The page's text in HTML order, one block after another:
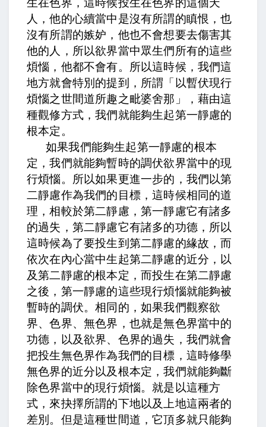
生在色界，這時候投生在色界的這個天
人，他的心續當中是沒有所謂的瞋恨，也
沒有所謂的嫉妒，他也不會想要去傷害其
他的人，所以欲界當中眾生們所有的這些
煩惱，他都不會有。所以這時候，我們這
地方就會特別的提到，所謂「以暫伏現行
煩惱之世間道所趣之毗婆舍那」，藉由這
種觀修方式，我們就能夠生起第一靜慮的
根本定。
如果我們能夠生起第一靜慮的根本
定，我們就能夠暫時的調伏欲界當中的現
行煩惱。所以如果更進一步的，我們以第
二靜慮作為我們的目標，這時候相同的道
理，相較於第二靜慮，第一靜慮它有諸多
的過失，第二靜慮它有諸多的功德，所以
這時候為了要投生到第二靜慮的緣故，而
依次在內心當中生起第二靜慮的近分，以
及第二靜慮的根本定，而投生在第二靜慮
之後，第一靜慮的這些現行煩惱就能夠被
暫時的調伏。相同的，如果我們觀察欲
界、色界、無色界，也就是無色界當中的
功德，以及欲界、色界的過失，我們就會
把投生無色界作為我們的目標，這時修學
無色界的近分以及根本定，我們就能夠斷
除色界當中的現行煩惱。就是以這種方
式，來抉擇所謂的下地以及上地這兩者的
差別。但是這種世間道，它頂多就只能夠